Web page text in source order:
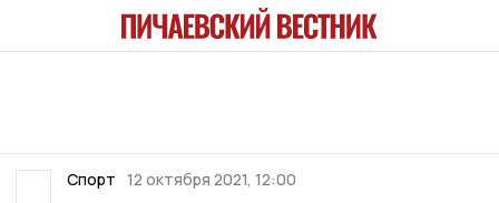
Спорт 12 октября 2021, 12:00